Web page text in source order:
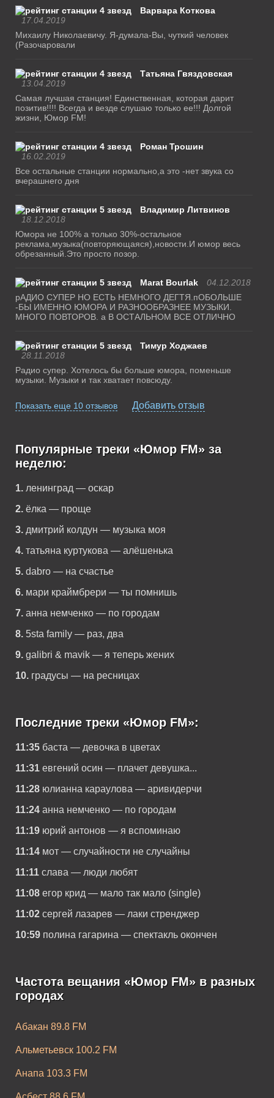
Варвара Коткова
17.04.2019
Михаилу Николаевичу. Я-думала-Вы, чуткий человек
(Разочаровали
Татьяна Гвяздовская
13.04.2019
Самая лучшая станция! Единственная, которая дарит
позитив!!!! Всегда и везде слушаю только ее!!! Долгой
жизни, Юмор FM!
Роман Трошин
16.02.2019
Все остальные станции нормально,а это -нет звука со
вчерашнего дня
Владимир Литвинов
18.12.2018
Юмора не 100% а только 30%-остальное
реклама,музыка(повторяющаяся),новости.И юмор весь
обрезанный.Это просто позор.
Marat Bourlak
04.12.2018
рАДИО СУПЕР НО ЕСТЬ НЕМНОГО ДЕГТЯ.пОБОЛЬШЕ
-БЫ ИМЕННО ЮМОРА И РАЗНООБРАЗНЕЕ МУЗЫКИ.
МНОГО ПОВТОРОВ. а В ОСТАЛЬНОМ ВСЕ ОТЛИЧНО
Тимур Ходжаев
28.11.2018
Радио супер. Хотелось бы больше юмора, поменьше
музыки. Музыки и так хватает повсюду.
Показать еще 10 отзывов Добавить отзыв
Популярные треки «Юмор FM» за
неделю:
1. ленинград — оскар
2. ёлка — проще
3. дмитрий колдун — музыка моя
4. татьяна куртукова — алёшенька
5. dabro — на счастье
6. мари краймбрери — ты помнишь
7. анна немченко — по городам
8. 5sta family — раз, два
9. galibri & mavik — я теперь жених
10. градусы — на ресницах
Последние треки «Юмор FM»:
11:35 баста — девочка в цветах
11:31 евгений осин — плачет девушка...
11:28 юлианна караулова — аривидерчи
11:24 анна немченко — по городам
11:19 юрий антонов — я вспоминаю
11:14 мот — случайности не случайны
11:11 слава — люди любят
11:08 егор крид — мало так мало (single)
11:02 сергей лазарев — лаки стренджер
10:59 полина гагарина — спектакль окончен
Частота вещания «Юмор FM» в разных
городах
Абакан 89.8 FM
Альметьевск 100.2 FM
Анапа 103.3 FM